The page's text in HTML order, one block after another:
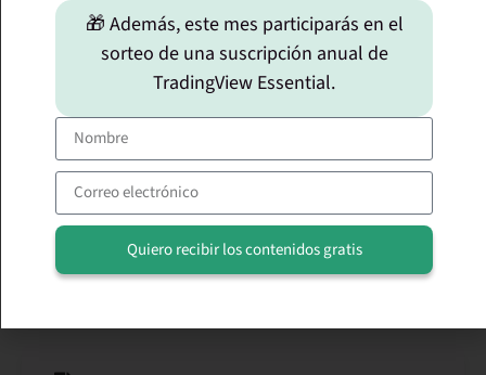
Uxío Fraga
Trader, formador de traders,
ingeniero y emprendedor. Fundador
Profesional de Traders), autor del
libro « aprende a especular en bolsa »
y fundador de Material Bitcoin. Es uno
de los traders de mas renombre en
España.
🎁 Además, este mes participarás en el
sorteo de una suscripción anual de
TradingView Essential.
Quiero recibir los contenidos gratis